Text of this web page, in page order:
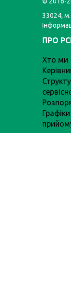
33024,
ПРО
Хто ми